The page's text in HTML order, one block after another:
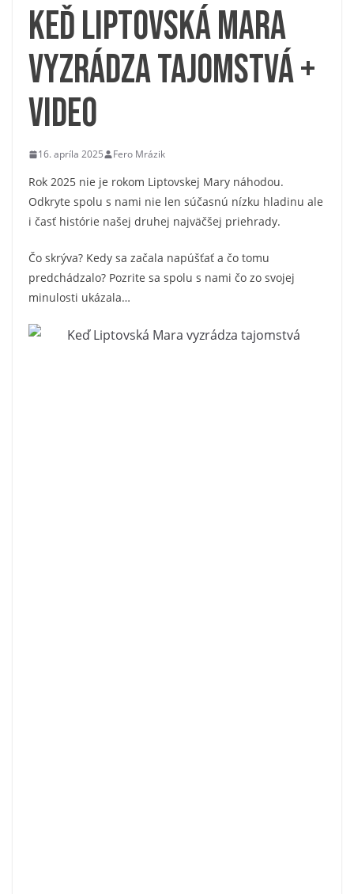
Keď Liptovská Mara
vyzrádza tajomstvá +
VIDEO
16. apríla 2025 Fero Mrázik
Rok 2025 nie je rokom Liptovskej Mary náhodou.
Odkryte spolu s nami nie len súčasnú nízku hladinu ale
i časť histórie našej druhej najväčšej priehrady.
Čo skrýva? Kedy sa začala napúšťať a čo tomu
predchádzalo? Pozrite sa spolu s nami čo zo svojej
minulosti ukázala…